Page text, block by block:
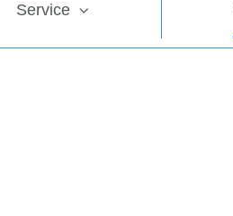
Service